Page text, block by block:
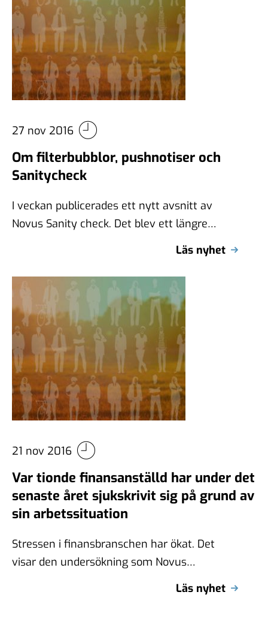
27 nov 2016
Om filterbubblor, pushnotiser och
Sanitycheck
I veckan publicerades ett nytt avsnitt av
Novus Sanity check. Det blev ett längre
Läs nyhet
21 nov 2016
Var tionde finansanställd har under det
senaste året sjukskrivit sig på grund av
sin arbetssituation
Stressen i finansbranschen har ökat. Det
visar den undersökning som Novus
Läs nyhet